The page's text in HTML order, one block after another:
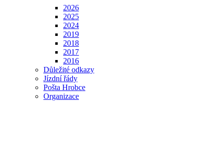
2026
2025
2024
2019
2018
2017
2016
Důležité odkazy
Jízdní řády
Pošta Hrobce
Organizace